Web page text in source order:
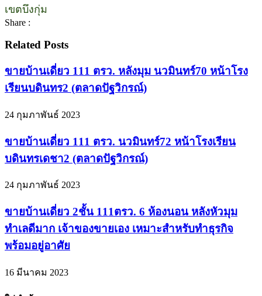
เขตบึงกุ่ม
Share :
Related Posts
ขายบ้านเดี่ยว 111 ตรว. หลังมุม นวมินทร์70 หน้าโรง
เรียนบดินทร2 (ตลาดปัฐวิกรณ์)
24 กุมภาพันธ์ 2023
ขายบ้านเดี่ยว 111 ตรว. นวมินทร์72 หน้าโรงเรียน
บดินทรเดชา2 (ตลาดปัฐวิกรณ์)
24 กุมภาพันธ์ 2023
ขายบ้านเดี่ยว 2ชั้น 111ตรว. 6 ห้องนอน หลังหัวมุม
ทำเลดีมาก เจ้าของขายเอง เหมาะสำหรับทำธุรกิจ
พร้อมอยู่อาศัย
16 มีนาคม 2023